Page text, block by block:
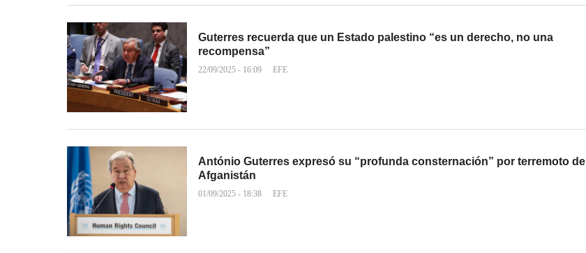
Guterres recuerda que un Estado palestino “es un derecho, no una
recompensa”
22/09/2025 - 16:09 EFE
António Guterres expresó su “profunda consternación” por terremoto de
Afganistán
01/09/2025 - 18:38 EFE